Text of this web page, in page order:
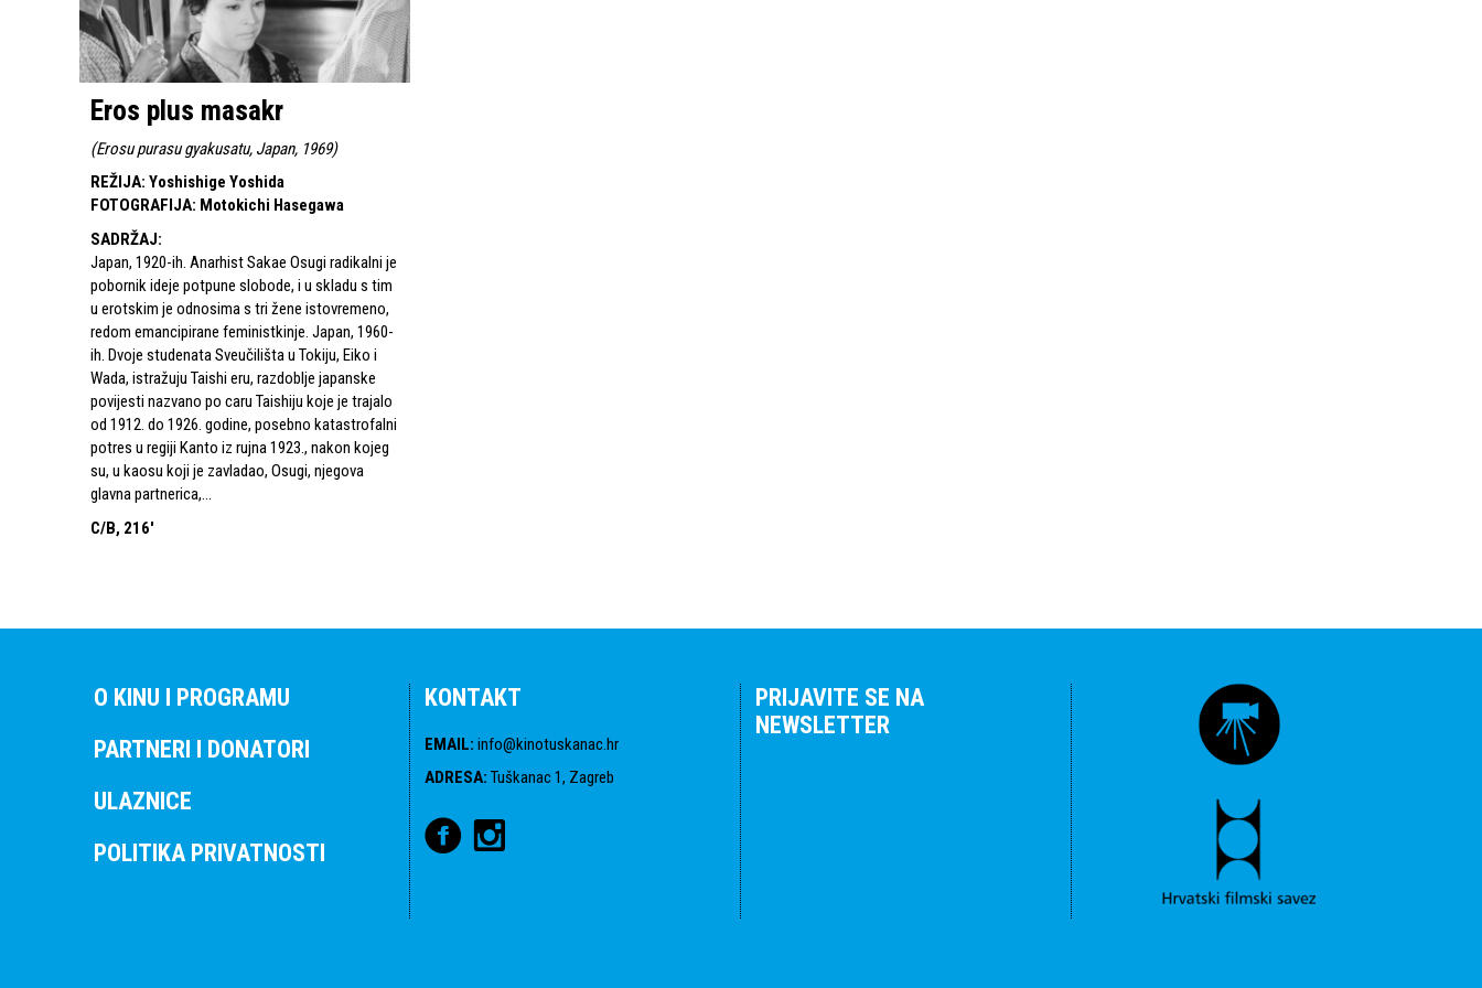
Eros plus masakr
(Erosu purasu gyakusatu, Japan, 1969)
REŽIJA: Yoshishige Yoshida
FOTOGRAFIJA: Motokichi Hasegawa
SADRŽAJ:
Japan, 1920-ih. Anarhist Sakae Osugi radikalni je
pobornik ideje potpune slobode, i u skladu s tim
u erotskim je odnosima s tri žene istovremeno,
redom emancipirane feministkinje. Japan, 1960-
ih. Dvoje studenata Sveučilišta u Tokiju, Eiko i
Wada, istražuju Taishi eru, razdoblje japanske
povijesti nazvano po caru Taishiju koje je trajalo
od 1912. do 1926. godine, posebno katastrofalni
potres u regiji Kanto iz rujna 1923., nakon kojeg
su, u kaosu koji je zavladao, Osugi, njegova
glavna partnerica,...
C/B, 216'
O KINU I PROGRAMU
PARTNERI I DONATORI
ULAZNICE
POLITIKA PRIVATNOSTI
KONTAKT
EMAIL: info@kinotuskanac.hr
ADRESA: Tuškanac 1, Zagreb
PRIJAVITE SE NA
NEWSLETTER